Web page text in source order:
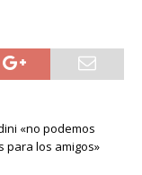
«no podemos
para los amigos»